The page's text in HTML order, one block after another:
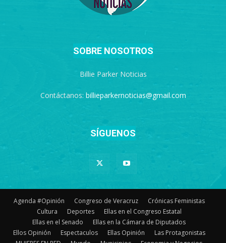
SOBRE NOSOTROS
Billie Parker Noticias
Contáctanos: billieparkernoticias@gmail.com
SÍGUENOS
Agenda #Opinión Congreso de Veracruz
Crónicas Feministas
Cultura
Deportes
Ellas en el Congreso Estatal
Ellas en el Senado
Ellas en la Cámara de Diputados
Ellos Opinión
Espectaculos Ellas Opinión
Las Protagonistas